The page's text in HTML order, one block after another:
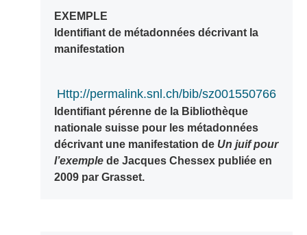
EXEMPLE
Identifiant de métadonnées décrivant la
manifestation
http://permalink.snl.ch/bib/sz001550766
Identifiant pérenne de la Bibliothèque
nationale suisse pour les métadonnées
décrivant une manifestation de Un juif pour
l’exemple de Jacques Chessex publiée en
2009 par Grasset.